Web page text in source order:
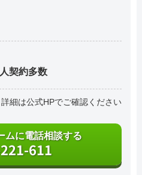
契約多数
詳細は公式HPでご確認ください
ムに電話相談する
611